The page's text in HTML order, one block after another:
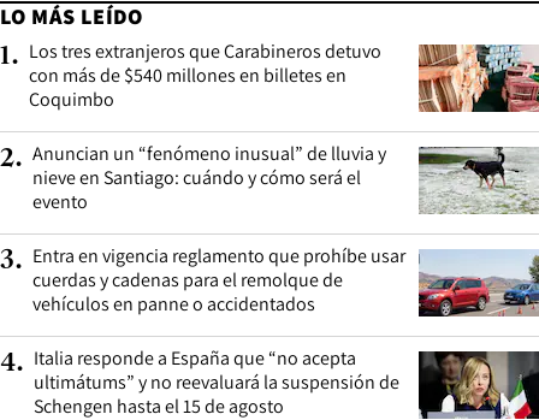
LO MÁS LEÍDO
1. Los tres extranjeros que Carabineros detuvo
con más de $540 millones en billetes en
Coquimbo
2. Anuncian un “fenómeno inusual” de lluvia y
nieve en Santiago: cuándo y cómo será el
evento
3. Entra en vigencia reglamento que prohíbe usar
cuerdas y cadenas para el remolque de
vehículos en panne o accidentados
4. Italia responde a España que “no acepta
ultimátums” y no reevaluará la suspensión de
Schengen hasta el 15 de agosto